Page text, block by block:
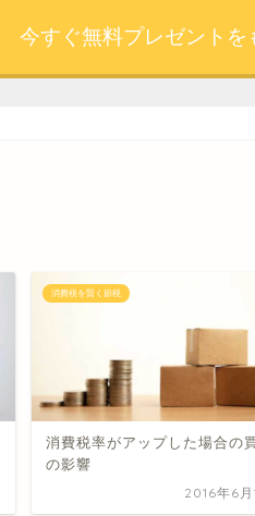
今すぐ無料プレゼントを
消費税を賢く節税
消費税率がアップした場合の
の影響
2016年6月